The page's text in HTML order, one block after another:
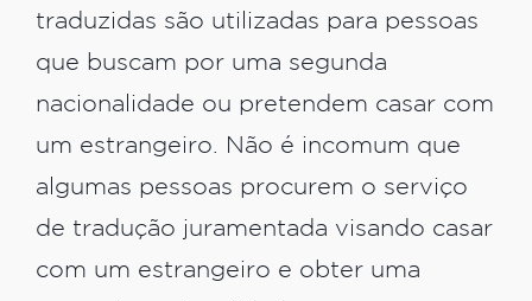
traduzidas são utilizadas para pessoas
que buscam por uma segunda
nacionalidade ou pretendem casar com
um estrangeiro. Não é incomum que
algumas pessoas procurem o serviço
de tradução juramentada visando casar
com um estrangeiro e obter uma